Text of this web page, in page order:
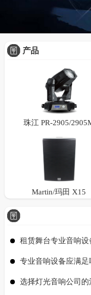
产品
珠江 PR-2905/
Martin/玛田 X15
租赁舞台专业音响设
专业音响设备应满足
选择灯光音响公司的